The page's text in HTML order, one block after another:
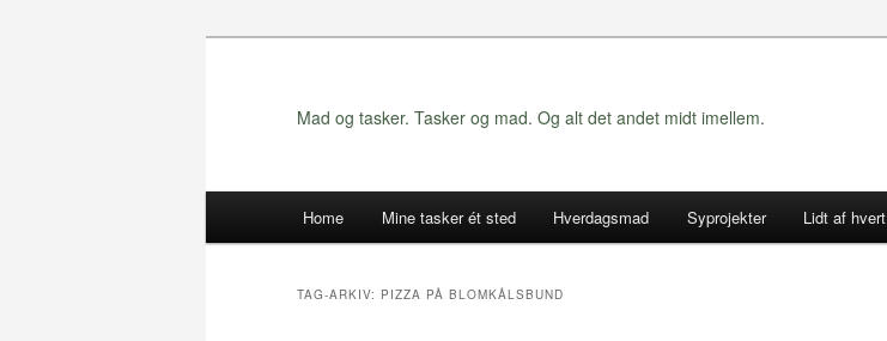
Mad og tasker. Tasker og mad. Og alt det andet midt imellem.
Home Mine tasker ét sted Hverdagsmad Syprojekter Lidt af hvert
TAG-ARKIV: PIZZA PÅ BLOMKÅLSBUND